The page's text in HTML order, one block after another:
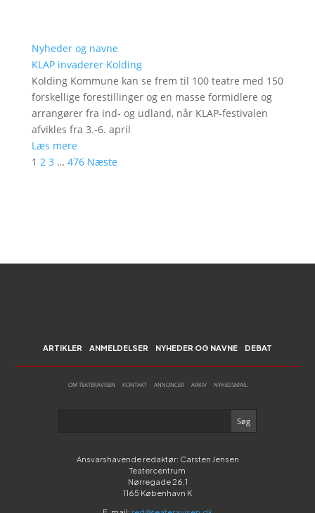
Nyheder og navne
KLAP invaderer Kolding
Kolding Kommune kan se frem til 100 teatre med 150
forskellige forestillinger og en masse formidlere og
arrangører fra ind- og udland, når KLAP-festivalen
afvikles fra 3.-6. april
Læs mere
1 2 3 … 476 Næste
ARTIKLER ANMELDELSER NYHEDER OG NAVNE DEBAT
OM TEATERAVISEN KONTAKT ANNONCER ARKIV NYHEDSMAIL
Ansvarshavende redaktør: Carsten Jensen
Teatercentrum
Nørregade 26,1
1165 København K